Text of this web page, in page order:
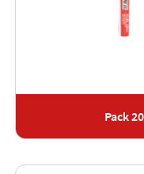
Pack